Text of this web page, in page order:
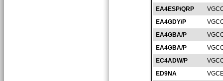
EA4ESP/QRP
EA4GDY/P
EA4GBA/P
EA4GBA/P
EC4ADW/P
ED9NA